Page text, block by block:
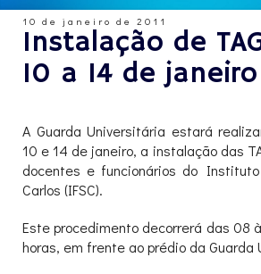
10 de janeiro de 2011
Instalação de
10 a 14 de janeiro
A Guarda Universitária estará
10 e 14 de janeiro, a instalação das
docentes e funcionários do
Carlos (IFSC).
Este procedimento decorrerá das 08
horas, em frente ao prédio da Guarda